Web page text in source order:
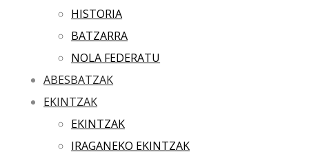
HISTORIA
BATZARRA
NOLA FEDERATU
ABESBATZAK
EKINTZAK
EKINTZAK
IRAGANEKO EKINTZAK